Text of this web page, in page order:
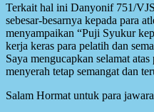
Terkait hal ini Danyonif 751/
sebesar-besarnya kepada para
menyampaikan “Puji Syukur
kerja keras para pelatih dan
Saya mengucapkan selamat
menyerah tetap semangat dan
Salam Hormat untuk para